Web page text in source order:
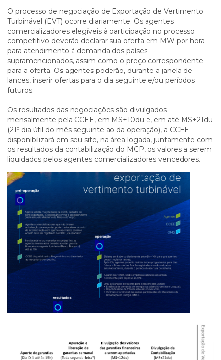
O processo de negociação de Exportação de Vertimento
Turbinável (EVT) ocorre diariamente. Os agentes
comercializadores elegíveis à participação no processo
competitivo deverão declarar sua oferta em MW por hora
para atendimento à demanda dos países
supramencionados, assim como o preço correspondente
para a oferta. Os agentes poderão, durante a janela de
lances, inserir ofertas para o dia seguinte e/ou períodos
futuros.
Os resultados das negociações são divulgados
mensalmente pela CCEE, em MS+10du e, em até MS+21du
(21º dia útil do mês seguinte ao da operação), a CCEE
disponibilizará em seu site, na área logada, juntamente com
os resultados da contabilização do MCP, os valores a serem
liquidados pelos agentes comercializadores vencedores.